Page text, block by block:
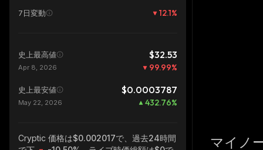
7日変動 12.1%
史上最高値 $32.53
Apr 8, 2026 99.99%
史上最安値 $0.0003787
May 22, 2026 432.76%
Cryptic 価格は$0.002017で、過去24時間
マイノ